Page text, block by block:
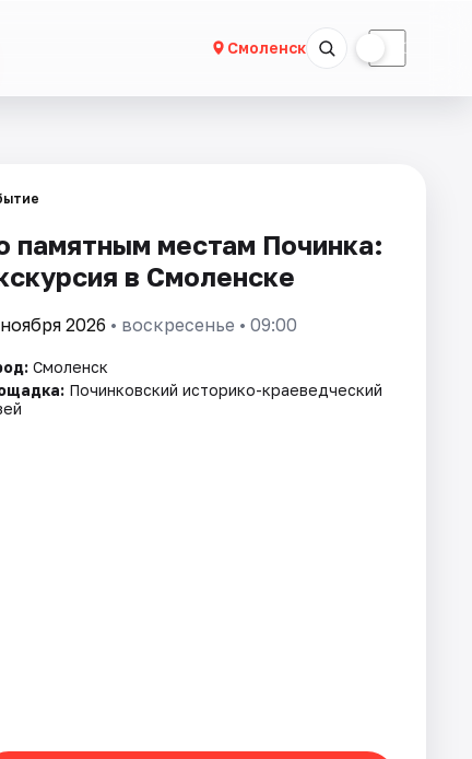
Смоленск ☾
памятным местам Починка:
в Смоленске
2026 • воскресенье • 09:00
Смоленск
Починковский историко-краеведческий